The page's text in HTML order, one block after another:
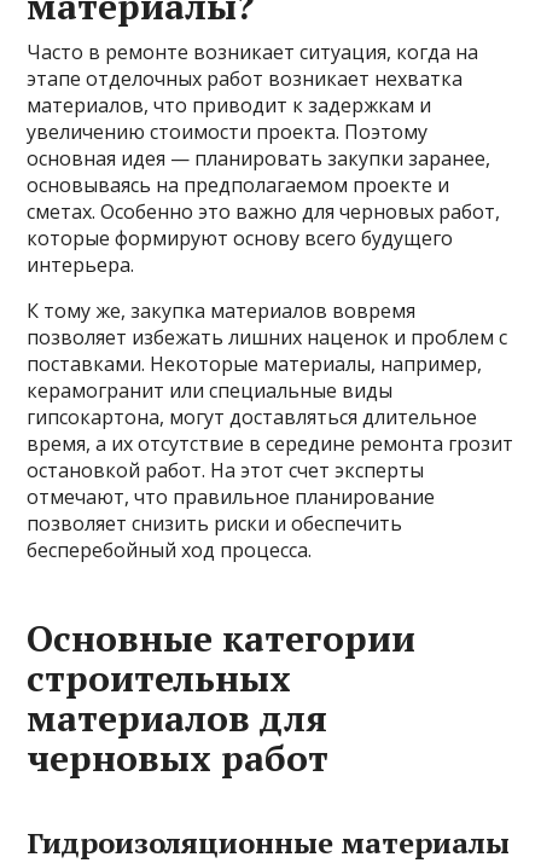
Часто в ремонте возникает ситуация, когда на
этапе отделочных работ возникает нехватка
материалов, что приводит к задержкам и
увеличению стоимости проекта. Поэтому
основная идея — планировать закупки заранее,
основываясь на предполагаемом проекте и
сметах. Особенно это важно для черновых работ,
которые формируют основу всего будущего
интерьера.
К тому же, закупка материалов вовремя
позволяет избежать лишних наценок и проблем с
поставками. Некоторые материалы, например,
керамогранит или специальные виды
гипсокартона, могут доставляться длительное
время, а их отсутствие в середине ремонта грозит
остановкой работ. На этот счет эксперты
отмечают, что правильное планирование
позволяет снизить риски и обеспечить
бесперебойный ход процесса.
Основные категории
строительных
материалов для
черновых работ
Гидроизоляционные материалы